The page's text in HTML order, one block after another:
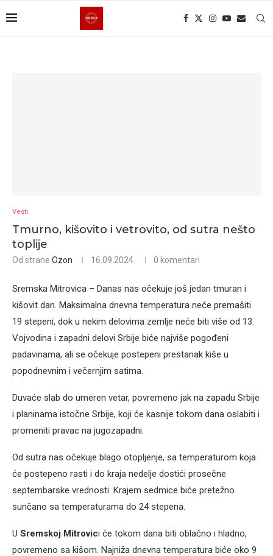
Vesti
Tmurno, kišovito i vetrovito, od sutra nešto
toplije
Od strane Ozon 16.09.2024. 0 komentari
Sremska Mitrovica – Danas nas očekuje još jedan tmuran i
kišovit dan. Maksimalna dnevna temperatura neće premašiti
19 stepeni, dok u nekim delovima zemlje neće biti više od 13.
Vojvodina i zapadni delovi Srbije biće najviše pogođeni
padavinama, ali se očekuje postepeni prestanak kiše u
popodnevnim i večernjim satima.
Duvaće slab do umeren vetar, povremeno jak na zapadu Srbije
i planinama istočne Srbije, koji će kasnije tokom dana oslabiti i
promeniti pravac na jugozapadni.
Od sutra nas očekuje blago otopljenje, sa temperaturom koja
će postepeno rasti i do kraja nedelje dostići prosečne
septembarske vrednosti. Krajem sedmice biće pretežno
sunčano sa temperaturama do 24 stepena.
U Sremskoj Mitrovici će tokom dana biti oblačno i hladno,
povremeno sa kišom. Najniža dnevna temperatura biće oko 9